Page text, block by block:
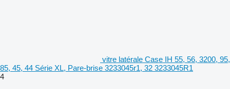
vitre latérale Case IH 55, 56, 3200, 95,
85, 45, 44 Série XL, Pare-brise 3233045r1, 32 3233045R1
4